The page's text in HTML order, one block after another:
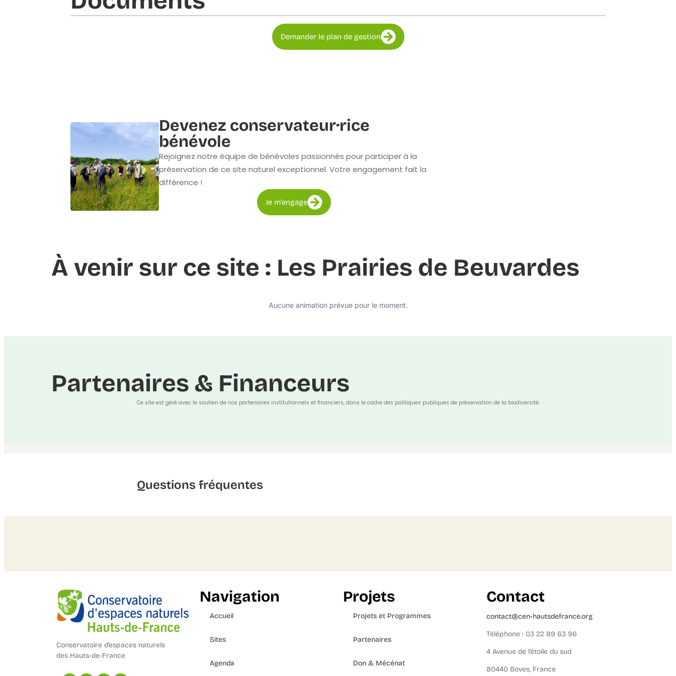
Demander le plan de gestion
Devenez conservateur·rice
bénévole
Rejoignez notre équipe de bénévoles passionnés pour participer à la
préservation de ce site naturel exceptionnel. Votre engagement fait la
différence !
Je m'engage
À venir sur ce site : Les Prairies de Beuvardes
Aucune animation prévue pour le moment.
Partenaires & Financeurs
Ce site est géré avec le soutien de nos partenaires institutionnels et financiers, dans le cadre des politiques publiques de préservation de la biodiversité.
Questions fréquentes
Conservatoire d’espaces naturels
des Hauts-de-France
Navigation
Accueil
Sites
Agenda
Projets
Projets et Programmes
Partenaires
Don & Mécénat
Contact
contact@cen-hautsdefrance.org
Téléphone : 03 22 89 63 96
4 Avenue de l’étoile du sud
80440 Boves, France